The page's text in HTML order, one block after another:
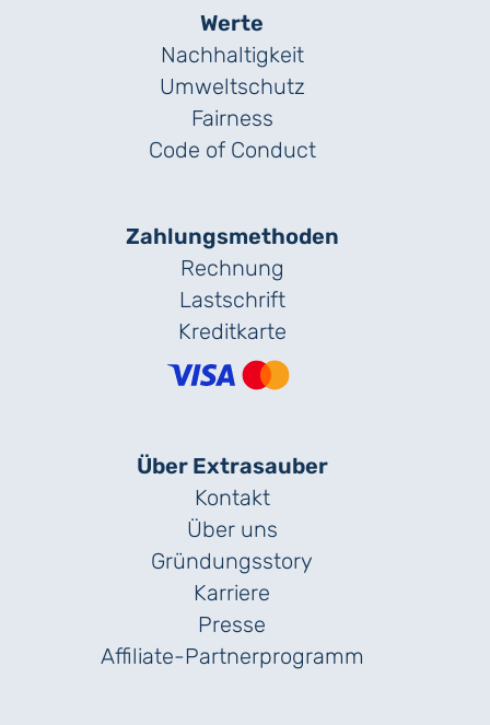
Werte
Nachhaltigkeit
Umweltschutz
Fairness
Code of Conduct
Zahlungs­methoden
Rechnung
Lastschrift
Kreditkarte
Über Extrasauber
Kontakt
Über uns
Gründungs­story
Karriere
Presse
Affiliate-Partnerprogramm